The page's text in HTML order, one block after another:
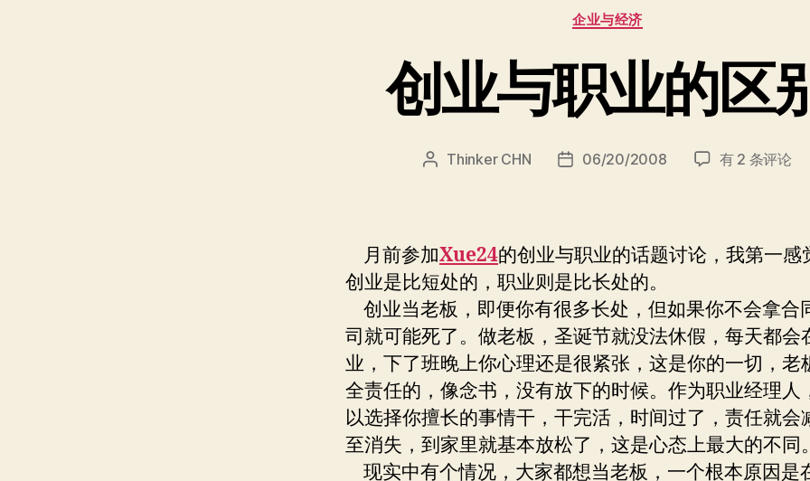
分
类
企业与经济
创业与职业的区
文 Thinker CHN
发 06/20/2008
创
业
的
别
有 2 条评论
月前参加Xue24的创业与职业的话题讨论，我第一感
创业是比短处的，职业则是比长处的。
创业当老板，即便你有很多长处，但如果你不会拿合
司就可能死了。做老板，圣诞节就没法休假，每天都会
业，下了班晚上你心理还是很紧张，这是你的一切，老
全责任的，像念书，没有放下的时候。作为职业经理人
以选择你擅长的事情干，干完活，时间过了，责任就会
至消失，到家里就基本放松了，这是心态上最大的不同。
现实中有个情况，大家都想当老板，一个根本原因是